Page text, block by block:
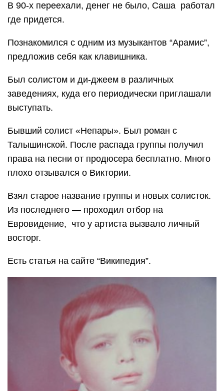
В 90-х переехали, денег не было, Саша работал
где придется.
Познакомился с одним из музыкантов “Арамис”,
предложив себя как клавишника.
Был солистом и ди-джеем в различных
заведениях, куда его периодически приглашали
выступать.
Бывший солист «Непары». Был роман с
Талышинской. После распада группы получил
права на песни от продюсера бесплатно. Много
плохо отзывался о Виктории.
Взял старое название группы и новых солисток.
Из последнего — проходил отбор на
Евровидение, что у артиста вызвало личный
восторг.
Есть статья на сайте “Википедия”.